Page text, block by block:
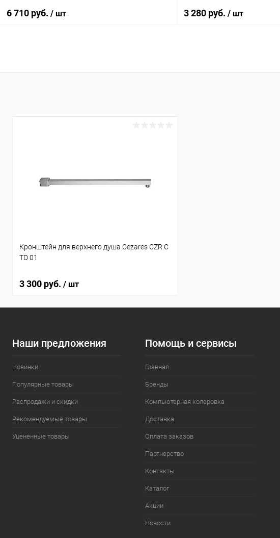
6 710 руб. / шт 3 280 руб. / шт
Кронштейн для верхнего душа Cezares CZR C
TD 01
3 300 руб. / шт
Наши предложения
Новинки
Популярные товары
Распродажи и скидки
Рекомендуемые товары
Уцененные товары
Помощь и сервисы
Главная
Бренды
Компьютерная колеровка
Доставка
Оплата заказов
Партнерство
Контакты
Каталог
Акции
Новости